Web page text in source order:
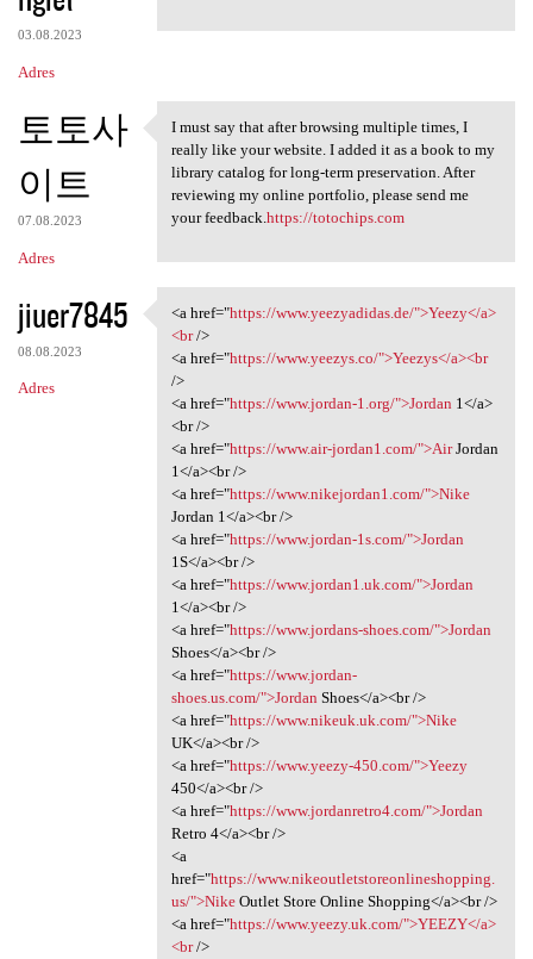
03.08.2023
Adres
토토사
이트
07.08.2023
Adres
I must say that after
I must say that after browsing multiple times, I
really like your website. I added it as a book to my
library catalog for long-term preservation. After
reviewing my online portfolio, please send me
your feedback.https://totochips.com
jiuer7845
08.08.2023
Adres
<a href="https://www
<a href="https://www.yeezyadidas.de/">Yeezy</a>
<br/>
<a href="https://www.yeezys.co/">Yeezys</a><br
/>
<a href="https://www.jordan-1.org/">Jordan 1</a>
<br />
<a href="https://www.air-jordan1.com/">AirJordan
1</a><br />
<a href="https://www.nikejordan1.com/">Nike
Jordan 1</a><br />
<a href="https://www.jordan-1s.com/">Jordan
1S</a><br />
<a href="https://www.jordan1.uk.com/">Jordan
1</a><br />
<a href="https://www.jordans-shoes.com/">Jordan
Shoes</a><br />
<a href="https://www.jordan-
shoes.us.com/">Jordan Shoes</a><br />
<a href="https://www.nikeuk.uk.com/">Nike
UK</a><br />
<a href="https://www.yeezy-450.com/">Yeezy
450</a><br />
<a href="https://www.jordanretro4.com/">Jordan
Retro 4</a><br />
<a
href="https://www.nikeoutletstoreonlineshopping.
us/">NikeOutlet Store Online Shopping</a><br />
<a href="https://www.yeezy.uk.com/">YEEZY</a>
<br/>